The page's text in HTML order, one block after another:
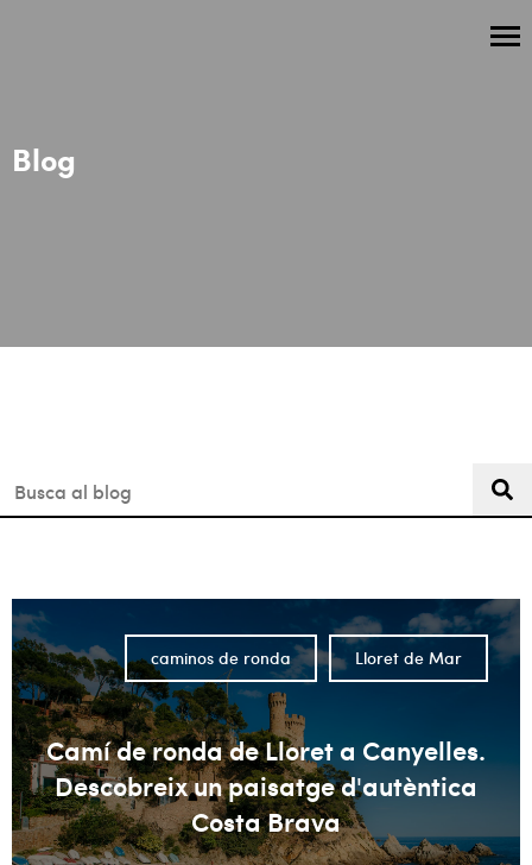
Blog
Aquest és un camp de cerca amb una funció de
Camí de ronda de Lloret a Canyelles.
Descobreix un paisatge d'autèntica
Costa Brava
Lloret de Mar
caminos de ronda